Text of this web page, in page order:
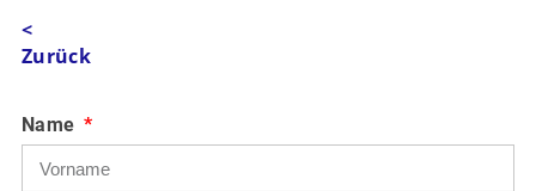
<
Zurück
Name